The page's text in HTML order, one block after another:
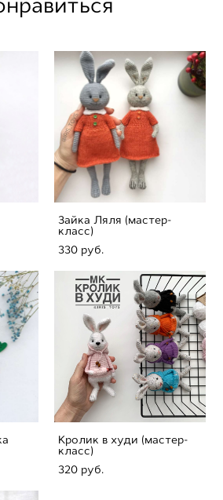
Зайка Ляля (мастер-
класс)
330 pуб.
Кролик в худи (мастер-
класс)
320 pуб.